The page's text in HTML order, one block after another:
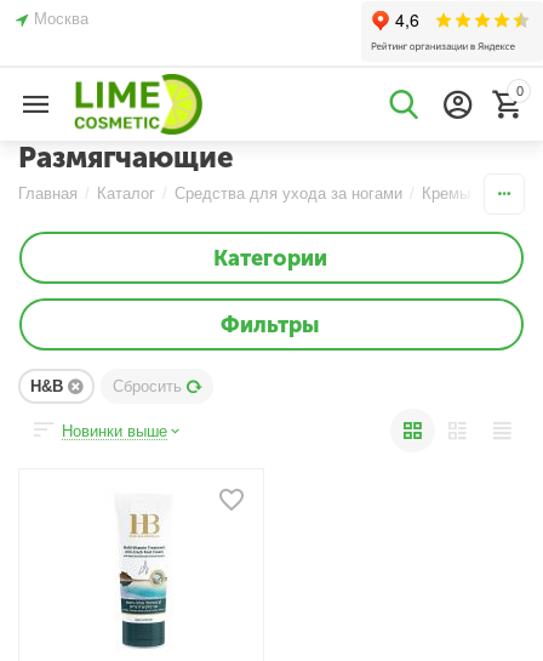
Москва
0
Размягчающие
Главная / Каталог / Средства для ухода за ногами / Кремы
Категории
Фильтры
H&B Сбросить
Новинки выше